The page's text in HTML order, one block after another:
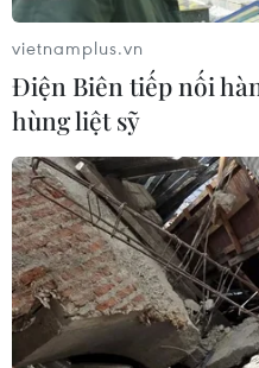
Theo dõi VietnamPlus
TIN LIÊN QUAN
vietnamplus.vn
Điện Biên tiếp nối
hùng liệt sỹ